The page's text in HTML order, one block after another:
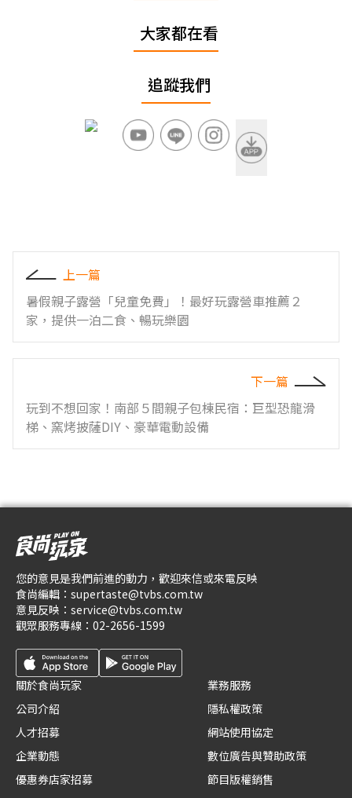
大家都在看
追蹤我們
上一篇
暑假親子露營「兒童免費」！最好玩露營車推薦２
家，提供一泊二食、暢玩樂園
下一篇
玩到不想回家！南部５間親子包棟民宿：巨型恐龍滑
梯、窯烤披薩DIY、豪華電動設備
您的意見是我們前進的動力，歡迎來信或來電反映
食尚編輯： supertaste@tvbs.com.tw
意見反映： service@tvbs.com.tw
觀眾服務專線： 02-2656-1599
關於食尚玩家
公司介紹
人才招募
企業動態
優惠券店家招募
業務服務
隱私權政策
網站使用協定
數位廣告與贊助政策
節目版權銷售